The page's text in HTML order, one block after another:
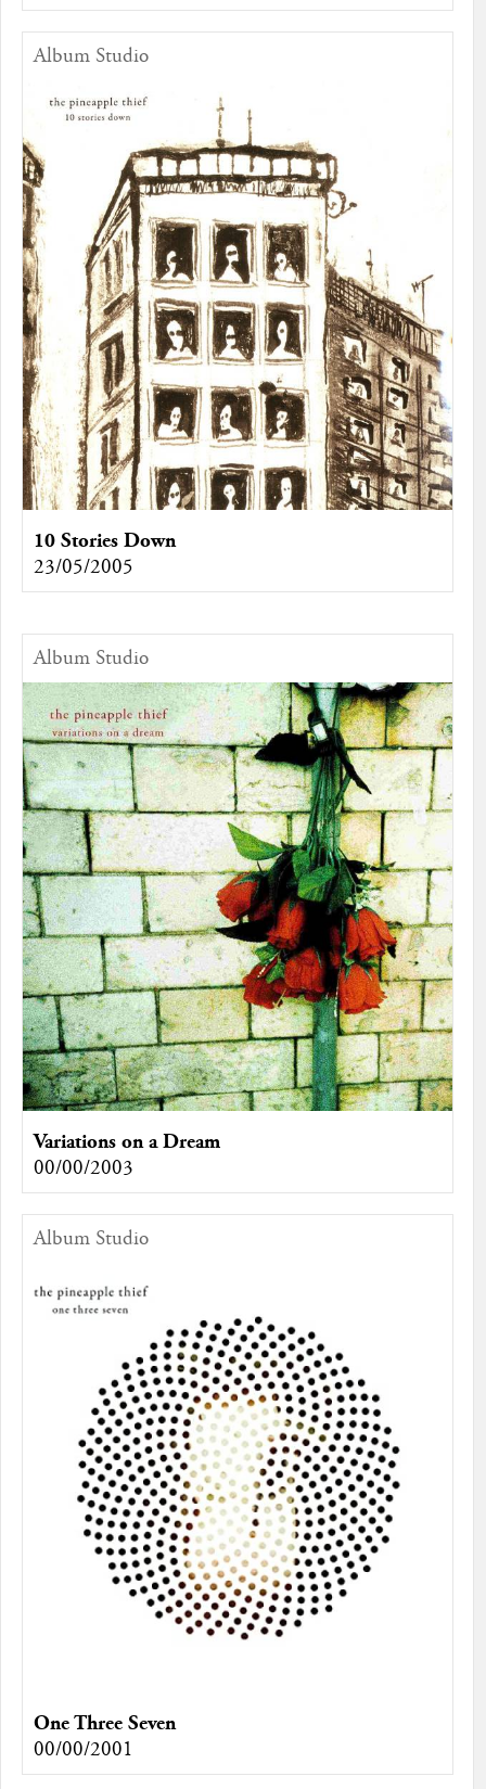
Album Studio
10 Stories Down
23/05/2005
Album Studio
Variations on a Dream
00/00/2003
Album Studio
One Three Seven
00/00/2001